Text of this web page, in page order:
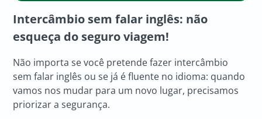
Intercâmbio sem falar inglês: não
esqueça do seguro viagem!
Não importa se você pretende fazer intercâmbio
sem falar inglês ou se já é fluente no idioma: quando
vamos nos mudar para um novo lugar, precisamos
priorizar a segurança.